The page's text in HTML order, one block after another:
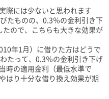
際には少ないと思われます
たものの、0.3％の金利引き下
ので、こちらも大きな効果が
年1月）に借りた方はどうで
たって、0.3％の金利引き下げ
時の適用金利（最低水準で
はり十分な借り換え効果が期